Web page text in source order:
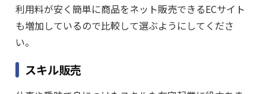
利用料が安く簡単に商品をネット販売できるECサイト
も増加しているので比較して選ぶようにしてくださ
い。
スキル販売